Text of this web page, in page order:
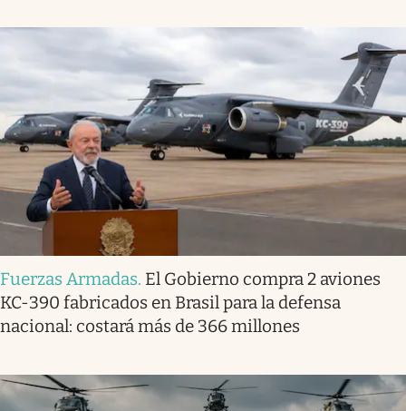
Fuerzas Armadas. El Gobierno compra 2 aviones
KC-390 fabricados en Brasil para la defensa
nacional: costará más de 366 millones